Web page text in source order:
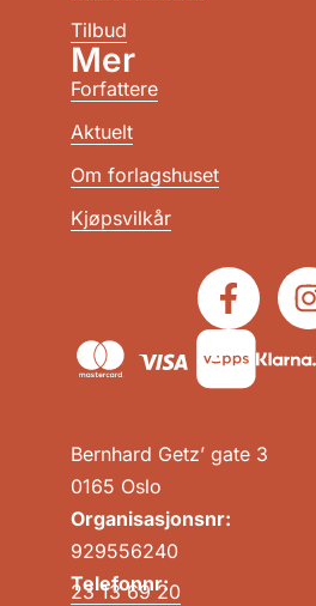
Bernhard Getz’ gate 3
0165 Oslo
Organisasjonsnr:
929556240
Telefonnr:
23 13 69 20
Tilbud
Mer
Forfattere
Aktuelt
Om forlagshuset
Kjøpsvilkår